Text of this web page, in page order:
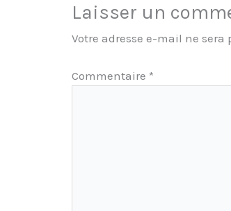
Laisser un
Votre adresse e-mail ne sera
Commentaire *